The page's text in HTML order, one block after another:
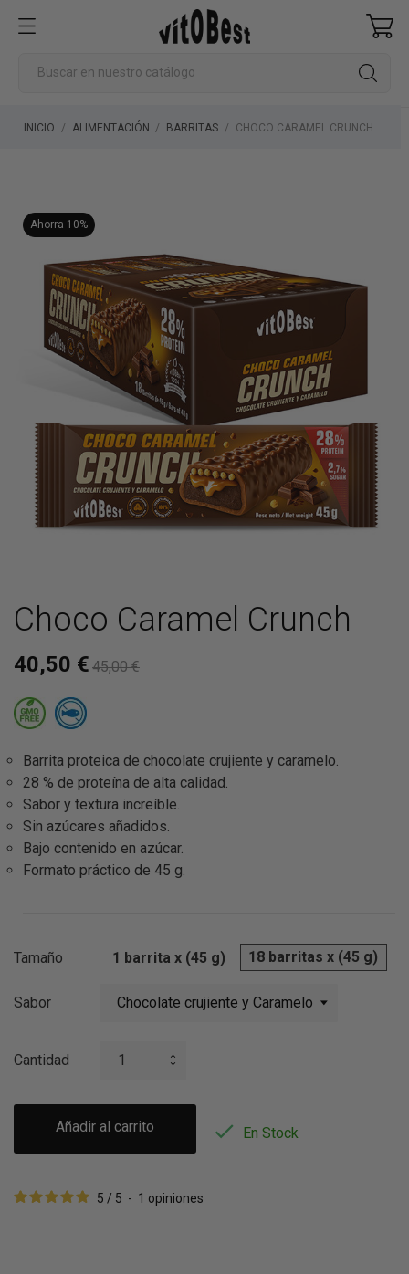
INICIO ALIMENTACIÓN BARRITAS CHOCO CARAMEL CRUNCH
Ahorra 10%
Choco Caramel Crunch
40,50 € 45,00 €
Barrita proteica de chocolate crujiente y caramelo.
28 % de proteína de alta calidad.
Sabor y textura increíble.
Sin azúcares añadidos.
Bajo contenido en azúcar.
Formato práctico de 45 g.
Tamaño 1 barrita x (45 g) 18 barritas x (45 g)
Sabor
Cantidad
Añadir al carrito  En Stock
5 / 5 - 1 opiniones